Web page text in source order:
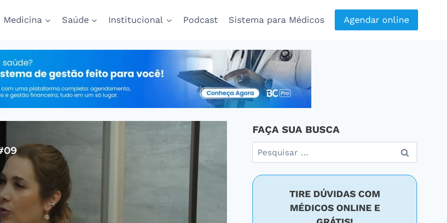
Medicina Saúde Institucional Podcast Sistema para Médicos Agendar online
FAÇA SUA BUSCA
Pesquisar
por:
TIRE DÚVIDAS COM
MÉDICOS ONLINE E